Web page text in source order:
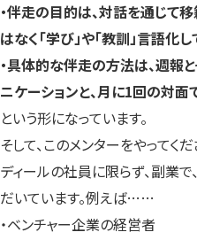
・伴走の目的は、対話を通じて
はなく「学び」や「教訓」言語化
・具体的な伴走の方法は、週報
ニケーションと、月に1回の対
という形になっています。
そして、このメンターをやってく
ディールの社員に限らず、副業
だいています。例えば……
・ベンチャー企業の経営者